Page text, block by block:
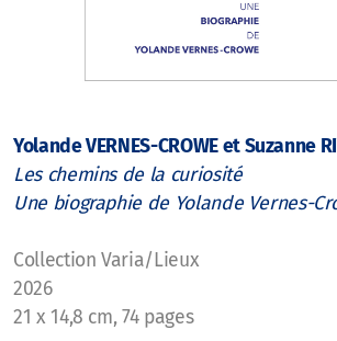
Yolande VERNES-CROWE et Suzanne
Les chemins de la curiosité
Une biographie de Yolande Vernes-
Collection Varia/Lieux
2026
21 x 14,8 cm, 74 pages